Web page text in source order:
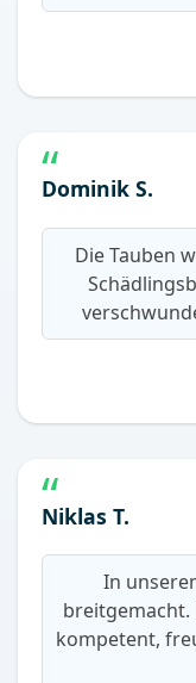
Dominik S.
Die Tauben
Niklas T.
In
breitgemacht.
kompetent,